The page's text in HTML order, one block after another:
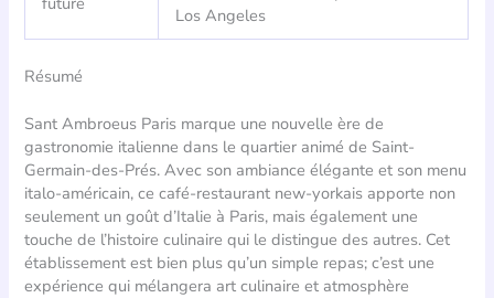
Los Angeles
Résumé
Sant Ambroeus Paris marque une nouvelle ère de
gastronomie italienne dans le quartier animé de Saint-
Germain-des-Prés. Avec son ambiance élégante et son menu
italo-américain, ce café-restaurant new-yorkais apporte non
seulement un goût d’Italie à Paris, mais également une
touche de l’histoire culinaire qui le distingue des autres. Cet
établissement est bien plus qu’un simple repas; c’est une
expérience qui mélangera art culinaire et atmosphère